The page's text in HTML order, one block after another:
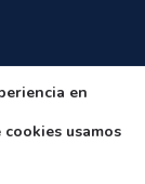
en
usamos